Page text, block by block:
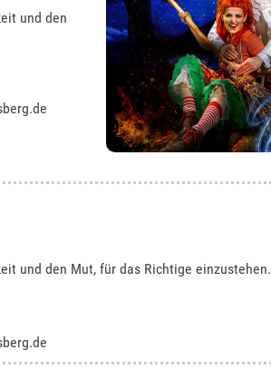
und den
und den Mut, für das Richtige einzustehen.